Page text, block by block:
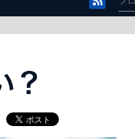
？